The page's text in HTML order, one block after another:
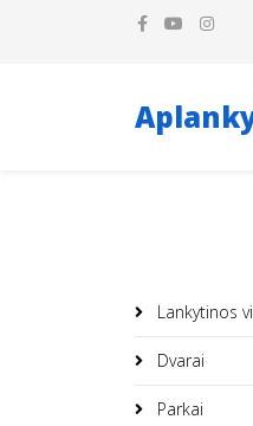
Lankytinos
Dvarai
Parkai